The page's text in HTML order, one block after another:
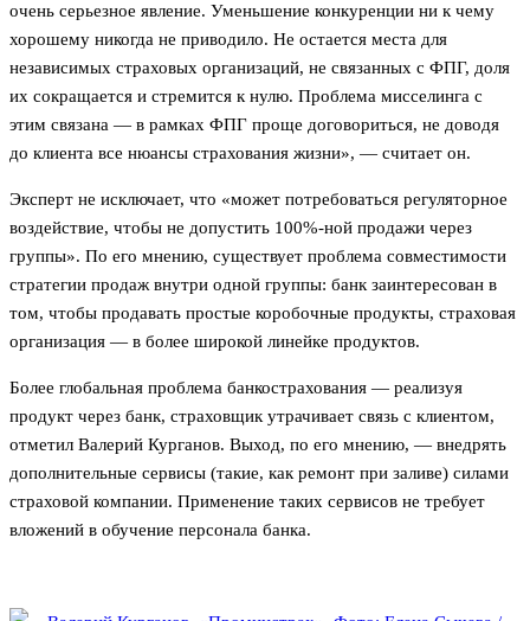
очень серьезное явление. Уменьшение конкуренции ни к чему
хорошему никогда не приводило. Не остается места для
независимых страховых организаций, не связанных с ФПГ, доля
их сокращается и стремится к нулю. Проблема мисселинга с
этим связана — в рамках ФПГ проще договориться, не доводя
до клиента все нюансы страхования жизни», — считает он.
Эксперт не исключает, что «может потребоваться регуляторное
воздействие, чтобы не допустить 100%-ной продажи через
группы». По его мнению, существует проблема совместимости
стратегии продаж внутри одной группы: банк заинтересован в
том, чтобы продавать простые коробочные продукты, страховая
организация — в более широкой линейке продуктов.
Более глобальная проблема банкострахования — реализуя
продукт через банк, страховщик утрачивает связь с клиентом,
отметил Валерий Курганов. Выход, по его мнению, — внедрять
дополнительные сервисы (такие, как ремонт при заливе) силами
страховой компании. Применение таких сервисов не требует
вложений в обучение персонала банка.